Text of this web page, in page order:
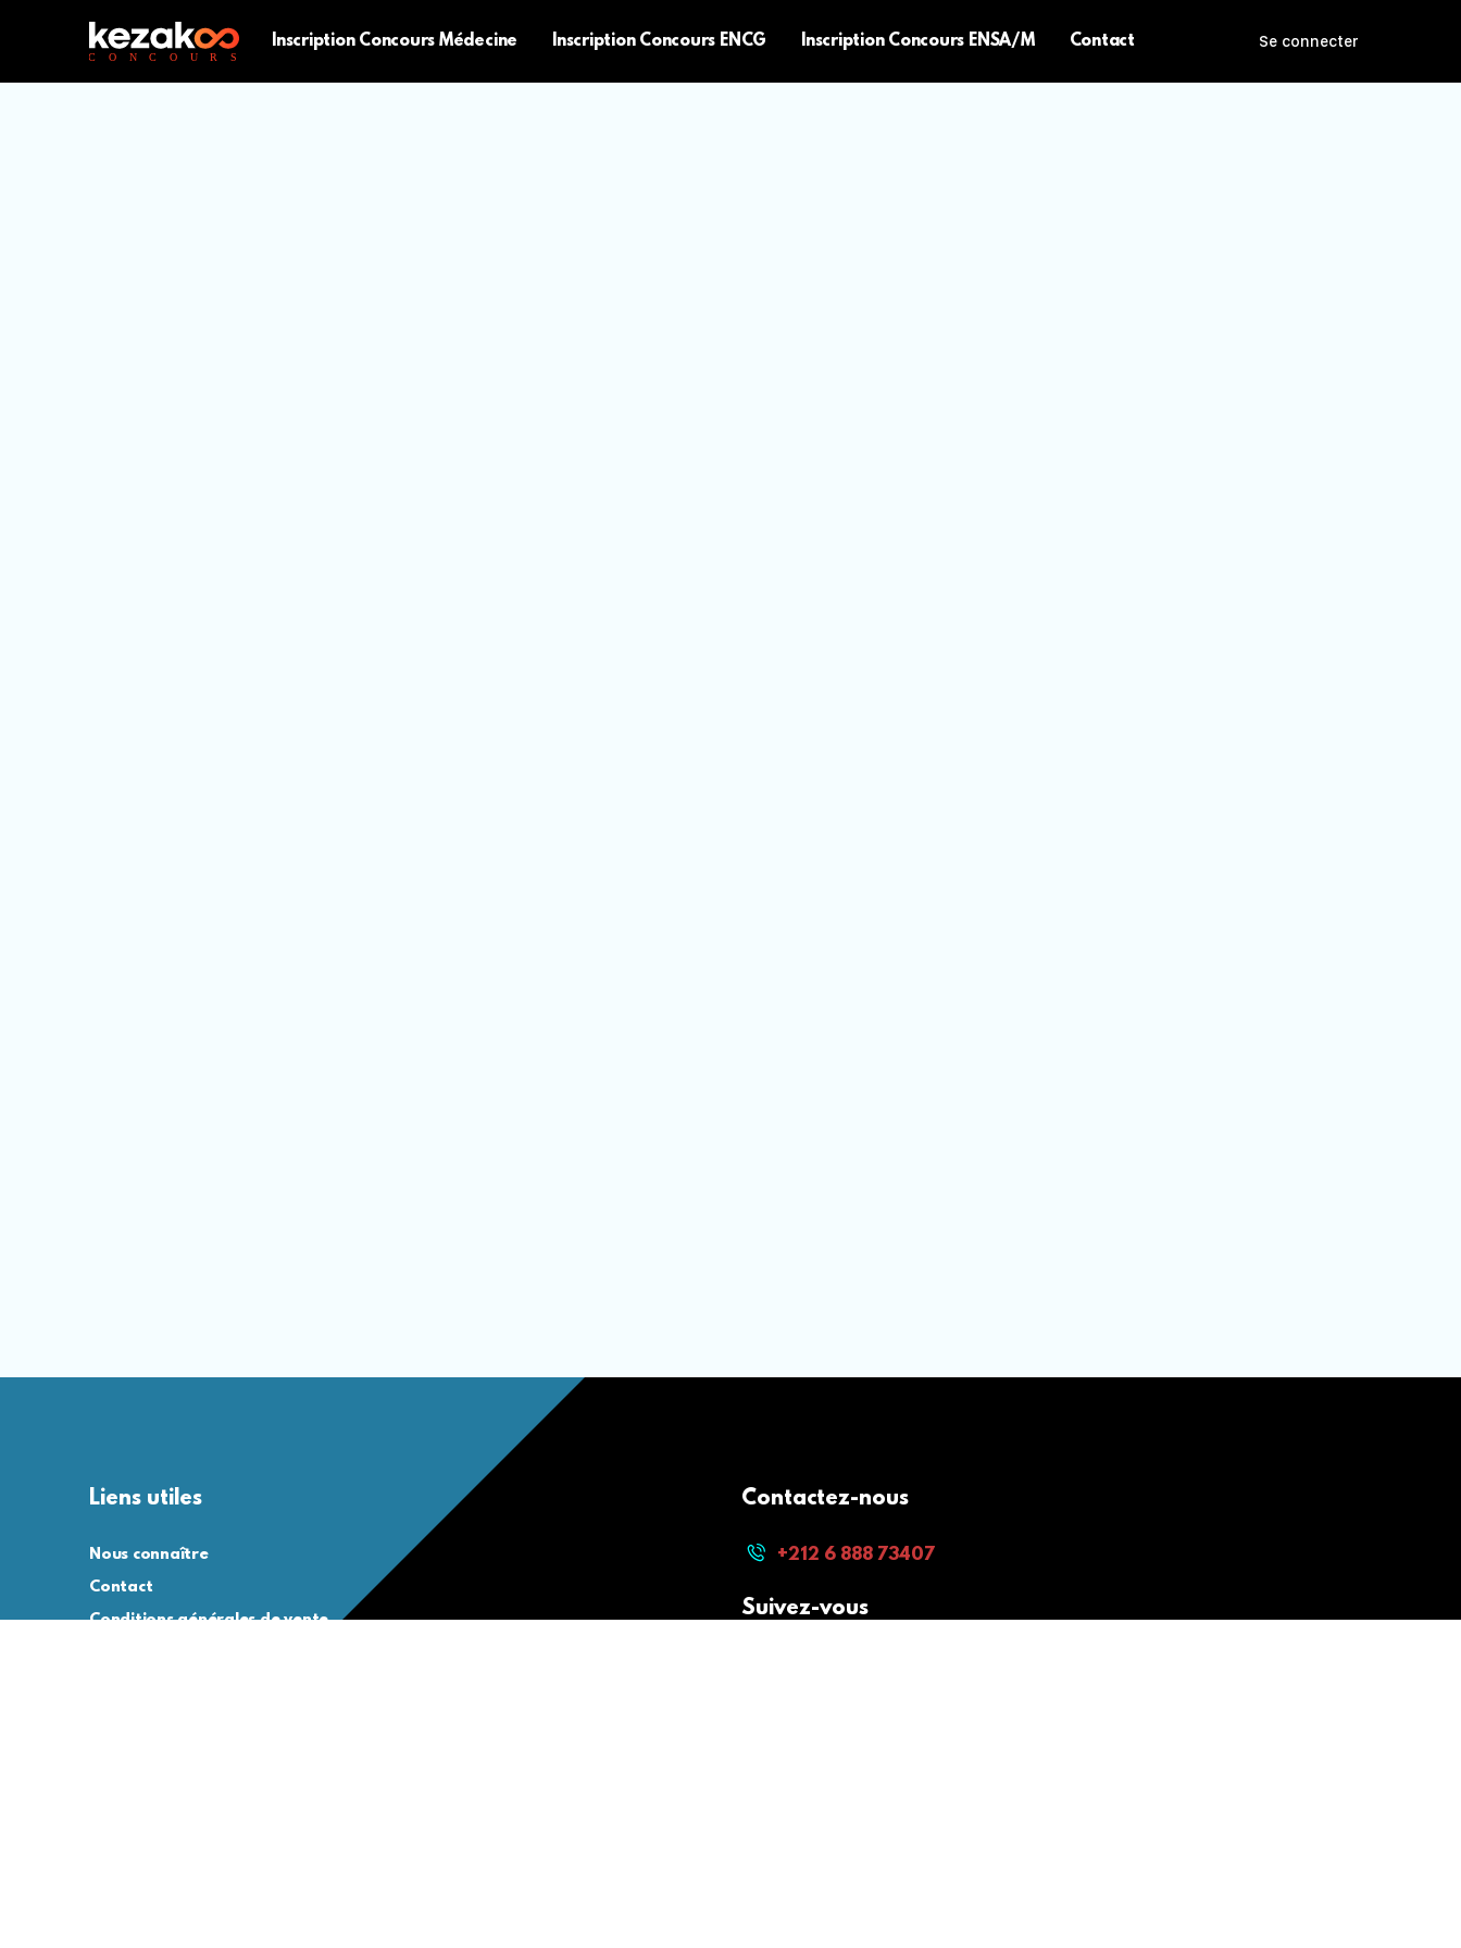
Inscription Concours Médecine Inscription Concours ENCG Inscription Concours ENSA/M Contact Se connecter
Liens utiles
Nous connaître
Contact
Conditions générales de vente
Contactez-nous
+212 6 888 73407
Suivez-vous